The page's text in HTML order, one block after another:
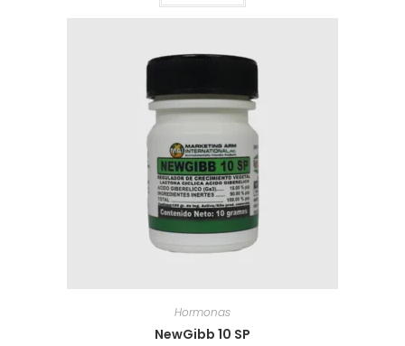
Hormonas
NewGibb 10 SP